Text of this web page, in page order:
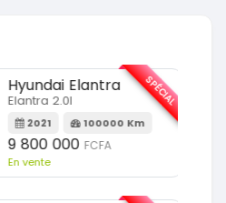
Hyundai Elantra
Elantra 2.0l
2021 100000 Km
9 800 000FCFA
En vente
SPÉCIAL